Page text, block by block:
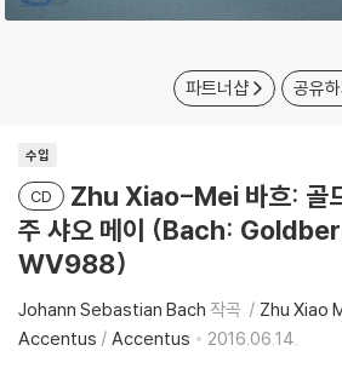
파트너샵 공유
수입
CD
Zhu Xiao-Mei 바흐: 골
주 샤오 메이 (Bach:
WV988)
Johann Sebastian Bach 작곡 Zhu Xiao
Accentus / Accentus
2016.06.14.